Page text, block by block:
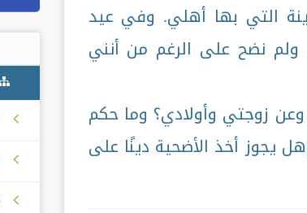
التي بها أهلي. وفي عيد
ولم نضح على الرغم من أنني
زوجتي وأولادي؟ وما حكم
يجوز أخذ الأضحية دينًا على